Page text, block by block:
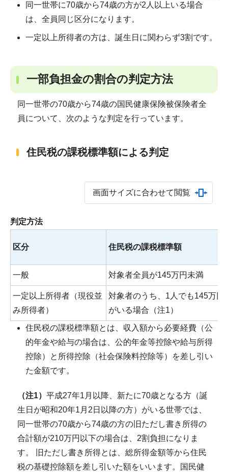
同一世帯に70歳から74歳の方が2人以上いる場合
は、全員同じ区分になります。
一定以上所得者の方は、誕生日に関わらず3割です。
一部負担金の割合の判定方法
同一世帯の70歳から74歳の国民健康保険被保険者全
員について、次のような判定を行っています。
住民税の課税標準額による判定
画面サイズに合わせて閲覧
判定方法
区分 住民税の課税標準額
一般 対象者全員が145万円未満
一定以上所得者（現役並
み所得者）
対象者のうち、1人でも145万円
がいる場合（注1）
住民税の課税標準額とは、収入額から必要経費（公
的年金や給与の場合は、公的年金等控除や給与所得
控除）と所得控除（社会保険料控除等）を差し引い
た金額です。
（注1） 平成27年1月以降、新たに70歳となる方（誕
生日が昭和20年1月2日以降の方）がいる世帯では、
同一世帯の70歳から74歳の方の旧ただし書き所得の
合計額が210万円以下の場合は、2割負担になりま
す。 旧ただし書き所得とは、総所得金額等から住民
税の基礎控除額を差し引いた額をいいます。国民健